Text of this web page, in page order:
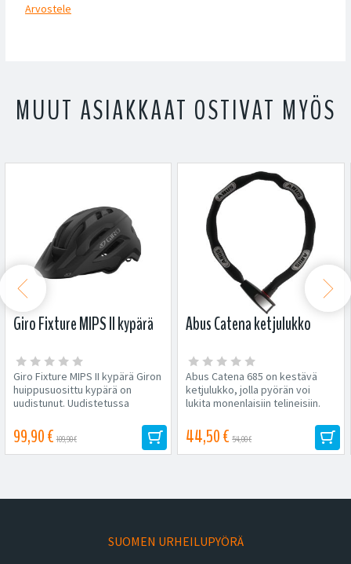
Arvostele
MUUT ASIAKKAAT OSTIVAT MYÖS
Giro Fixture MIPS II kypärä
Giro Fixture MIPS II kypärä Giron
huippusuosittu kypärä on
uudistunut. Uudistetussa
99,90 € 109,90 €
Abus Catena ketjulukko
Abus Catena 685 on kestävä
ketjulukko, jolla pyörän voi
lukita monenlaisiin telineisiin.
44,50 € 54,00 €
 
SUOMEN URHEILUPYÖRÄ